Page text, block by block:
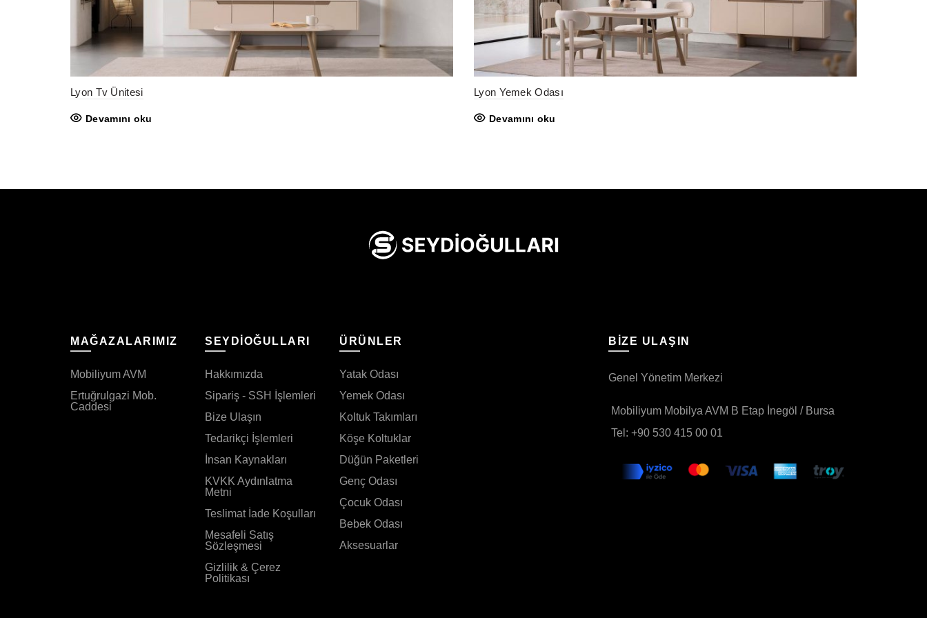
Lyon Tv Ünitesi
Devamını oku
Lyon Yemek Odası
Devamını oku
MAĞAZALARIMIZ
Mobiliyum AVM
Ertuğrulgazi Mob.
Caddesi
SEYDİOĞULLARI
Hakkımızda
Sipariş - SSH İşlemleri
Bize Ulaşın
Tedarikçi İşlemleri
İnsan Kaynakları
KVKK Aydınlatma
Metni
Teslimat İade Koşulları
Mesafeli Satış
Sözleşmesi
Gizlilik & Çerez
Politikası
ÜRÜNLER
Yatak Odası
Yemek Odası
Koltuk Takımları
Köşe Koltuklar
Düğün Paketleri
Genç Odası
Çocuk Odası
Bebek Odası
Aksesuarlar
BIZE ULAŞIN
Genel Yönetim Merkezi
Mobiliyum Mobilya AVM B Etap İnegöl / Bursa
Tel: +90 530 415 00 01